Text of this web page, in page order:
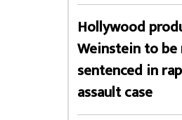
Hollywood
Weinstein to be
sentenced in
assault case